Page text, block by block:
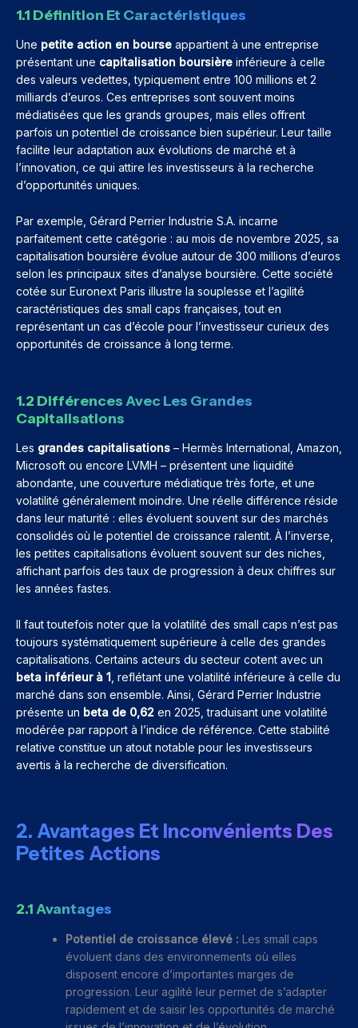
1.1 Définition Et Caractéristiques
Une petite action en bourse appartient à une entreprise
présentant une capitalisation boursière inférieure à celle
des valeurs vedettes, typiquement entre 100 millions et 2
milliards d’euros. Ces entreprises sont souvent moins
médiatisées que les grands groupes, mais elles offrent
parfois un potentiel de croissance bien supérieur. Leur taille
facilite leur adaptation aux évolutions de marché et à
l’innovation, ce qui attire les investisseurs à la recherche
d’opportunités uniques.
Par exemple, Gérard Perrier Industrie S.A. incarne
parfaitement cette catégorie : au mois de novembre 2025, sa
capitalisation boursière évolue autour de 300 millions d’euros
selon les principaux sites d’analyse boursière. Cette société
cotée sur Euronext Paris illustre la souplesse et l’agilité
caractéristiques des small caps françaises, tout en
représentant un cas d’école pour l’investisseur curieux des
opportunités de croissance à long terme.
1.2 Différences Avec Les Grandes
Capitalisations
Les grandes capitalisations – Hermès International, Amazon,
Microsoft ou encore LVMH – présentent une liquidité
abondante, une couverture médiatique très forte, et une
volatilité généralement moindre. Une réelle différence réside
dans leur maturité : elles évoluent souvent sur des marchés
consolidés où le potentiel de croissance ralentit. À l’inverse,
les petites capitalisations évoluent souvent sur des niches,
affichant parfois des taux de progression à deux chiffres sur
les années fastes.
Il faut toutefois noter que la volatilité des small caps n’est pas
toujours systématiquement supérieure à celle des grandes
capitalisations. Certains acteurs du secteur cotent avec un
beta inférieur à 1 , reflétant une volatilité inférieure à celle du
marché dans son ensemble. Ainsi, Gérard Perrier Industrie
présente un beta de 0,62 en 2025, traduisant une volatilité
modérée par rapport à l’indice de référence. Cette stabilité
relative constitue un atout notable pour les investisseurs
avertis à la recherche de diversification.
2. Avantages Et Inconvénients Des
Petites Actions
2.1 Avantages
Potentiel de croissance élevé : Les small caps
évoluent dans des environnements où elles
disposent encore d’importantes marges de
progression. Leur agilité leur permet de s’adapter
rapidement et de saisir les opportunités de marché